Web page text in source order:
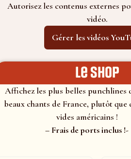
Autorisez les contenus externes
vidéo.
Gérer les vidéos
le shop
Affichez les plus belles punchlines
beaux chants de France, plutôt que
vides américains !
– Frais de ports inclus !-